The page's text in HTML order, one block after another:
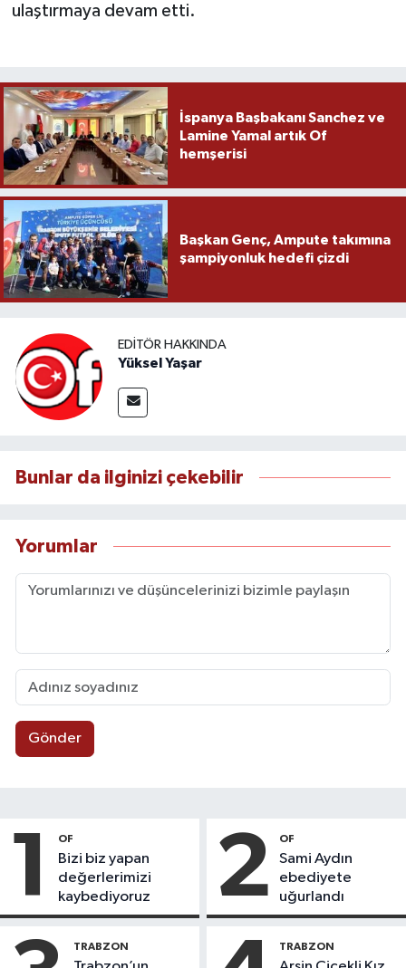
ulaştırmaya devam etti.
İspanya Başbakanı Sanchez ve
Lamine Yamal artık Of
hemşerisi
Başkan Genç, Ampute takımına
şampiyonluk hedefi çizdi
EDITÖR HAKKINDA
Yüksel Yaşar
Bunlar da ilginizi çekebilir
Yorumlar
Gönder
1 OF
Bizi biz yapan
değerlerimizi
kaybediyoruz
2 OF
Sami Aydın
ebediyete
uğurlandı
TRABZON TRABZON